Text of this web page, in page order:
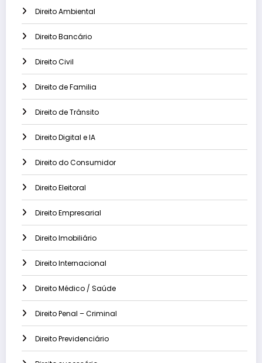
Direito Ambiental
Direito Bancário
Direito Civil
Direito de Familia
Direito de Trânsito
Direito Digital e IA
Direito do Consumidor
Direito Eleitoral
Direito Empresarial
Direito Imobiliário
Direito Internacional
Direito Médico / Saúde
Direito Penal – Criminal
Direito Previdenciário